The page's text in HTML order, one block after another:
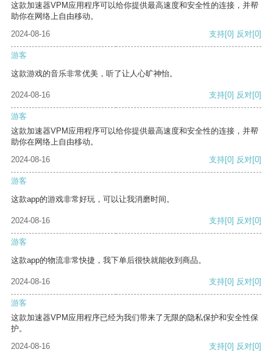
这款加速器VPM应用程序可以给你提供最高速度和安全性的连接，并帮
助你在网络上自由移动。
2024-08-16
支持[0] 反对[0]
游客
这款游戏的音乐非常优美，听了让人心旷神怡。
2024-08-16 支持[0] 反对[0]
游客
这款加速器VPM应用程序可以给你提供最高速度和安全性的连接，并帮
助你在网络上自由移动。
2024-08-16
支持[0] 反对[0]
游客
这款app的游戏非常好玩，可以让我消磨时间。
2024-08-16 支持[0] 反对[0]
游客
这款app的物流非常快捷，我下单后很快就能收到商品。
2024-08-16 支持[0] 反对[0]
游客
这款加速器VPM应用程序已经为我们带来了无限的隐私保护和安全性保
护。
2024-08-16
支持[0] 反对[0]